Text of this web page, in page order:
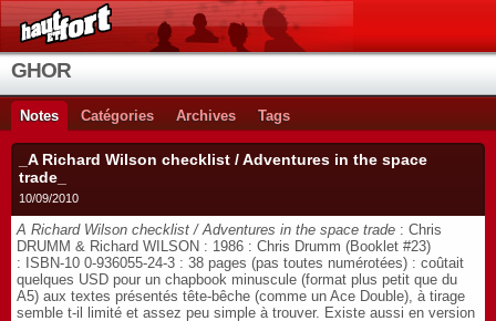
GHOR
Notes Catégories Archives Tags
_A Richard Wilson checklist / Adventures in the space
trade_
10/09/2010
A Richard Wilson checklist / Adventures in the space trade : Chris
DRUMM & Richard WILSON : 1986 : Chris Drumm (Booklet #23)
: ISBN-10 0-936055-24-3 : 38 pages (pas toutes numérotées) : coûtait
quelques USD pour un chapbook minuscule (format plus petit que du
A5) aux textes présentés tête-bêche (comme un Ace Double), à tirage
semble t-il limité et assez peu simple à trouver. Existe aussi en version